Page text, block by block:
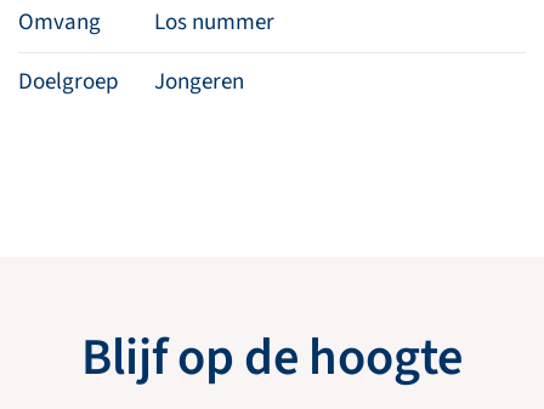
Omvang
Los nummer
Doelgroep
Jongeren
Blijf op de hoogte